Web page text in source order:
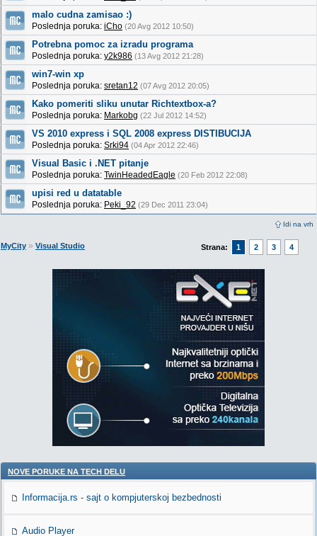
Idi na vrh
malo cudna zamisao :)
Poslednja poruka: iCho (20 Avg 2012 10:50)
Potrebna pomoc za izradu programa
Poslednja poruka: y2k986 (13 Avg 2012 21:28)
win7-win xp
Poslednja poruka: sretan12 (07 Avg 2012 20:05)
Kako pomeriti sliku unutar Richtextbox-a?
Poslednja poruka: Markobg (22 Jul 2012 14:52)
VS 2010 express i SQL 2008 express DISTIBUCIJA
Poslednja poruka: Srki94 (04 Apr 2012 22:46)
Visual Basic i .NET pitanje
Poslednja poruka: TwinHeadedEagle (20 Feb 2012 22:08)
upisi red u datatable
Poslednja poruka: Peki_92 (29 Dec 2011 23:04)
Strana: 1 2 3 4
MyCity » Visual Studio
NOVE PORUKE NA TECH DELU
Informacija.rs - sajt o kompjuterskoj bezbednosti
Audio Player